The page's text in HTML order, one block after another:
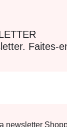
Faites-
newsletter